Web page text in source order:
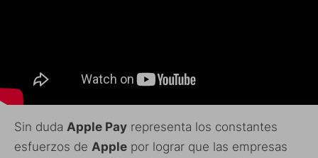
Sin duda Apple Pay representa los constantes
esfuerzos de Apple por lograr que las empresas